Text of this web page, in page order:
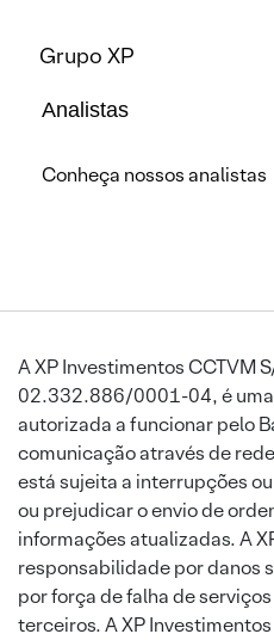
Grupo XP
Analistas
Conheça nossos analistas
A XP Investimentos CCTVM
02.332.886/0001-04, é
autorizada a funcionar pelo
comunicação através de
está sujeita a interrupções
ou prejudicar o envio de
informações atualizadas. A
responsabilidade por danos
por força de falha de
terceiros. A XP